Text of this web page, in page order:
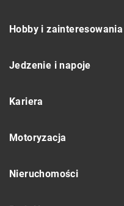
Hobby i zainteresowania
Jedzenie i napoje
Kariera
Motoryzacja
Nieruchomości